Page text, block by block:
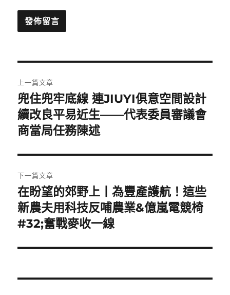
章
導
覽
上一篇文章
上
一
篇
章:
兜住兜牢底線 連JIUYI俱意空間設計
續改良平易近生——代表委員審議會
商當局任務陳述
下一篇文章
下
一
篇
章:
在盼望的郊野上丨為豐產護航！這些
新農夫用科技反哺農業&億嵐電競椅
#32;奮戰麥收一線